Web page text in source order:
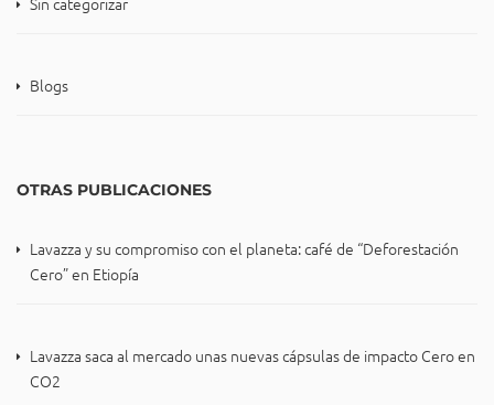
Blogs
OTRAS PUBLICACIONES
Lavazza y su compromiso con el planeta: café de “Deforestación
Cero” en Etiopía
Lavazza saca al mercado unas nuevas cápsulas de impacto Cero en
CO2